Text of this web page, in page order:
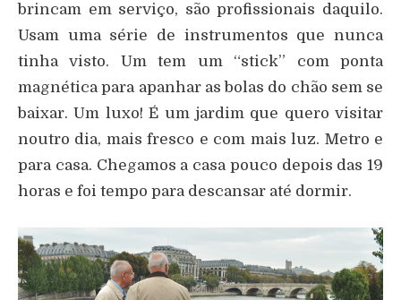
brincam em serviço, são profissionais daquilo.
Usam uma série de instrumentos que nunca
tinha visto. Um tem um “stick” com ponta
magnética para apanhar as bolas do chão sem se
baixar. Um luxo! É um jardim que quero visitar
noutro dia, mais fresco e com mais luz. Metro e
para casa. Chegamos a casa pouco depois das 19
horas e foi tempo para descansar até dormir.